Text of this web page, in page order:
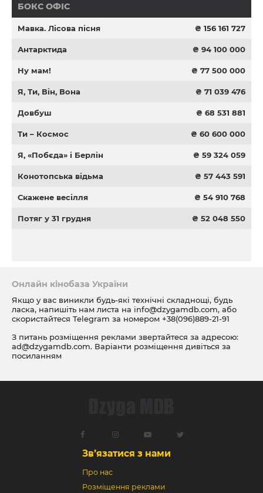
БОКС ОФІС
Мавка. Лісова пісня ₴ 156 161 727
Антарктида ₴ 94 100 000
Ну мам! ₴ 77 500 000
Я, Ти, Він, Вона ₴ 71 039 476
Довбуш ₴ 68 531 881
Ти – Космос ₴ 60 600 000
Я, «Побєда» і Берлін ₴ 59 324 059
Конотопська відьма ₴ 57 443 591
Скажене весілля ₴ 54 910 768
Потяг у 31 грудня ₴ 52 048 550
Онлайн кінобаза України
Якщо у вас виникли будь-які технічні складнощі, будь
ласка, напишіть нам листа на info@dzygamdb.com, або
скористайтеся Telegram за номером +38(096)889-21-91
З питань розміщення реклами звертайтеся за адресою:
ad@dzygamdb.com. Варіанти розміщення дивіться за
посиланням
Зв’язатися з нами
Про нас
Розміщення реклами